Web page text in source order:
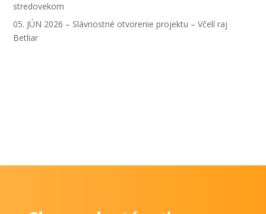
stredovekom
05. JÚN 2026 – Slávnostné otvorenie projektu – Včelí raj
Betliar